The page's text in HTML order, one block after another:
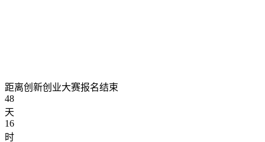
距离创新创业大赛报名结束
48
天
16
时